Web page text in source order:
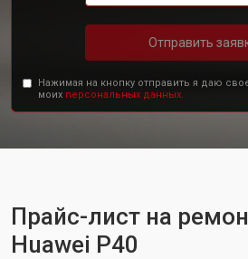
Отправить
Нажимая на кнопку отправить я даю
моих персональных данных.
Прайс-лист на
Huawei P40